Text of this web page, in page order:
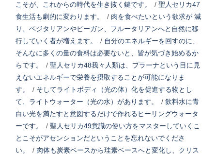
こそが、これからの時代を生き抜く鍵です。
/ 聖人セリカ47
食生活も劇的に変わります。
/ 肉を食べたいという欲求が 減
り、ベジタリアンやビーガン、フルータリアンへと自然に移
行していく者が増えます。
/ 自分のエネルギーを回すのに、
そんなに多くの量の食料は必要ないと、皆が気づき始めるか
らです。
/ 聖人セリカ48我々人類は、プラーナという目に見
えないエネルギーで栄養を摂取することが可能になりま
す。
/ そしてライトボディ（光の体）化を促進する物とし
て、ライトウォーター（光の水）があります。
/ 飲料水に青
白い光を満たすと意図するだけで作れるヒーリングウォータ
ーです。
/ 聖人セリカ49意識の使い方をマスターしていくこ
とこそがアセンションだということを忘れないでくださ
い。
/ 肉体も炭素ベースから珪素ベースへと変化し、クリス